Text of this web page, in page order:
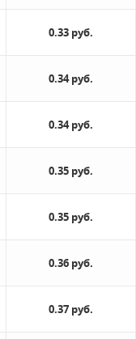
0.33 руб.
0.34 руб.
0.34 руб.
0.35 руб.
0.35 руб.
0.36 руб.
0.37 руб.